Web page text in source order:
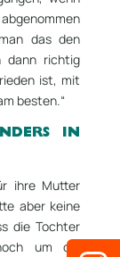
das den
dann richtig
ist, mit
besten.“
IN
ihre Mutter
aber keine
die Tochter
um die